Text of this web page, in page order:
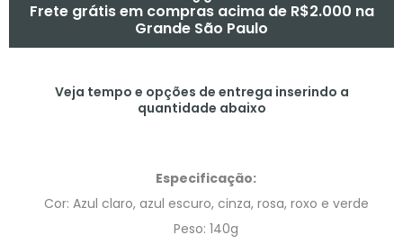
Frete grátis em compras acima de R$2.000 na
Grande São Paulo
Veja tempo e opções de entrega inserindo a
quantidade abaixo
Especificação:
Cor: Azul claro, azul escuro, cinza, rosa, roxo e verde
Peso: 140g